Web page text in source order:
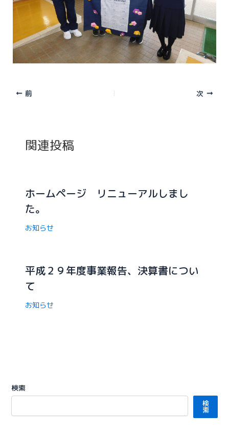
前 次
関連投稿
ホームページ リニューアルしまし
た。
お知らせ
平成２９年度事業報告、決算書につい
て
お知らせ
検索
検
索